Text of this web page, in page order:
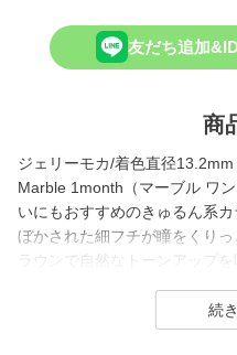
友だち追加
商
ジェリーモカ/着色直径13.2mm
Marble 1month（マーブル ワ
いにもおすすめのきゅるん系カ
ぼかされた細フチが瞳をくり
ラウンで自然なトーンアップを